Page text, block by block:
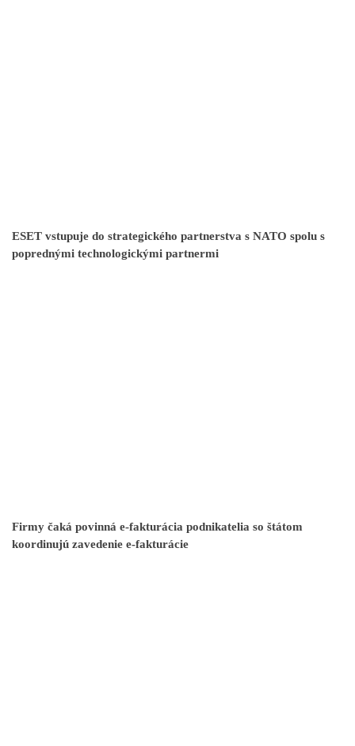
ESET vstupuje do strategického partnerstva s NATO spolu s
poprednými technologickými partnermi
Firmy čaká povinná e-fakturácia podnikatelia so štátom
koordinujú zavedenie e-fakturácie